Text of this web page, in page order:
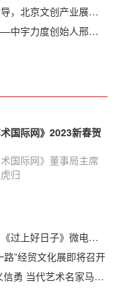
暨中国收藏文化大讲堂启动仪式在京隆重举行
先生走进“地中海心脏”马耳他
术国际网》2023新春贺
术国际网》董事局主席
归
》微电影男一号主演！
”经贸文化展即将召开
际关公文化艺术促进会会歌——《致敬关公》